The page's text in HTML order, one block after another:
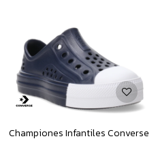
Championes Infantiles Converse